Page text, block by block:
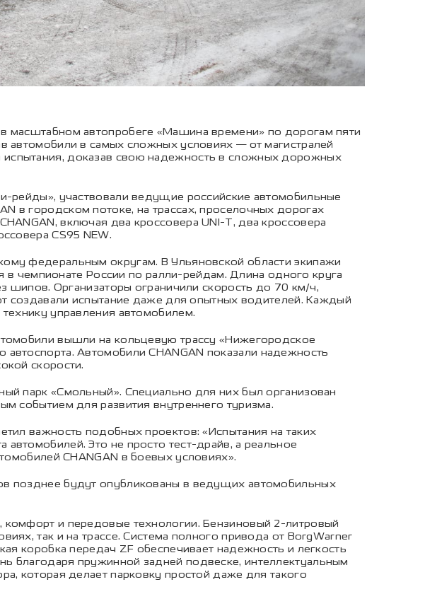
масштабном автопробеге «Машина времени» по дорогам пяти
автомобили в самых сложных условиях — от магистралей
доказав свою надежность в сложных дорожных
рейды», участвовали ведущие российские автомобильные
в городском потоке, на трассах, проселочных дорогах
включая два кроссовера UNI-T, два кроссовера
CS95 NEW.
федеральным округам. В Ульяновской области экипажи
в чемпионате России по ралли-рейдам. Длина одного круга
шипов. Организаторы ограничили скорость до 70 км/ч,
создавали испытание даже для опытных водителей. Каждый
управления автомобилем.
вышли на кольцевую трассу «Нижегородское
Автомобили CHANGAN показали надежность
скорости.
парк «Смольный». Специально для них был организован
событием для развития внутреннего туризма.
важность подобных проектов: «Испытания на таких
Это не просто тест-драйв, а реальное
CHANGAN в боевых условиях».
позднее будут опубликованы в ведущих автомобильных
комфорт и передовые технологии. Бензиновый 2-литровый
так и на трассе. Система полного привода от BorgWarner
коробка передач ZF обеспечивает надежность и легкость
пружинной задней подвеске, интеллектуальным
которая делает парковку простой даже для такого